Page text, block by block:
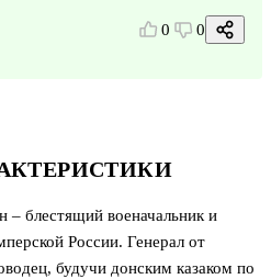
блестящий военачальник и
России. Генерал от
будучи донским казаком по
0 0